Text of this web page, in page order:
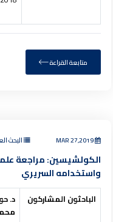
متابعة القراءة
MAR 27,2019 البحث
الكولشيسين: مراجعة
واستخدامه السريري
الباحثون المشاركون
د.